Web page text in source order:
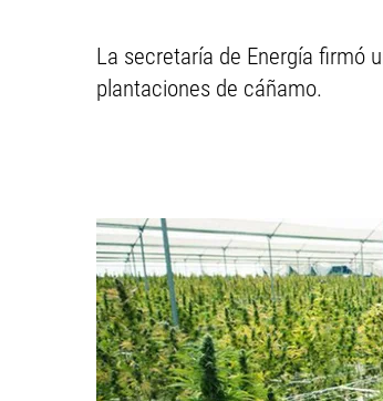
La secretaría de Energía firmó
plantaciones de cáñamo.